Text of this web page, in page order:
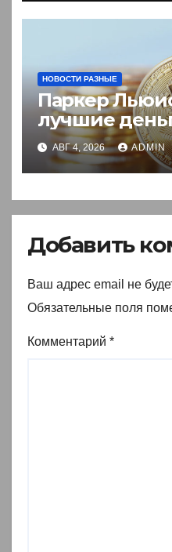
НОВОСТИ РАЗНЫЕ
Паркер
лучшие
акции
АВГ 4, 2026 ADMIN
Добавить
Ваш адрес email не
Обязательные поля
Комментарий *